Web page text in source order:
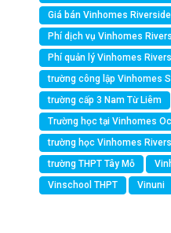
Giá bán Vinhomes Riverside
Phí dịch vụ Vinhomes
Phí quản lý Vinhomes
trường công lập Vinhomes
trường cấp 3 Nam Từ Liêm
Trường học tại Vinhomes
trường học Vinhomes
trường THPT Tây Mỗ
Vinschool THPT
Vinuni